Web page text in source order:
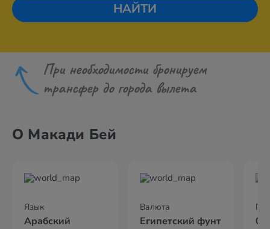
НАЙТИ
При необходимости бронируем
трансфер до города вылета
О Макади Бей
Язык
Арабский
Валюта
Египетский фунт